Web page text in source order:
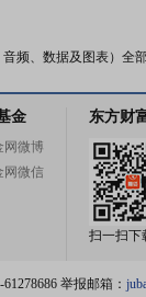
频、数据及图表）全
金
网微博
网微信
东方财
扫一扫下
举报邮箱：